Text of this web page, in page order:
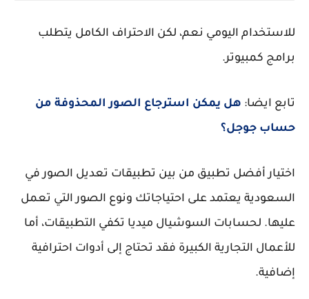
للاستخدام اليومي نعم، لكن الاحتراف الكامل يتطلب
برامج كمبيوتر.
تابع ايضا: هل يمكن استرجاع الصور المحذوفة من
حساب جوجل؟
اختيار أفضل تطبيق من بين تطبيقات تعديل الصور في
السعودية يعتمد على احتياجاتك ونوع الصور التي تعمل
عليها. لحسابات السوشيال ميديا تكفي التطبيقات، أما
للأعمال التجارية الكبيرة فقد تحتاج إلى أدوات احترافية
إضافية.